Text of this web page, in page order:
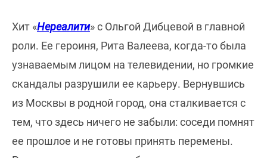
Хит «Нереалити» с Ольгой Дибцевой в главной
роли. Ее героиня, Рита Валеева, когда-то была
узнаваемым лицом на телевидении, но громкие
скандалы разрушили ее карьеру. Вернувшись
из Москвы в родной город, она сталкивается с
тем, что здесь ничего не забыли: соседи помнят
ее прошлое и не готовы принять перемены.